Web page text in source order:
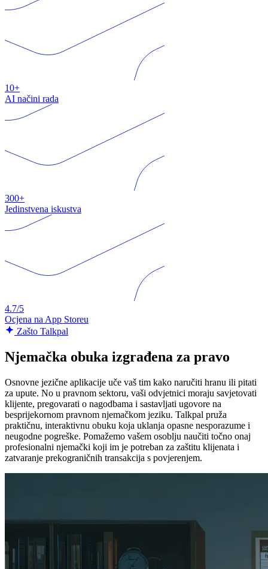
10+
AI načini rada
300+
Jedinstvena iskustva
4.7/5
Ocjena na App Storeu
Zašto Talkpal
Njemačka obuka izgrađena za pravo
Osnovne jezične aplikacije uče vaš tim kako naručiti hranu ili pitati
za upute. No u pravnom sektoru, vaši odvjetnici moraju savjetovati
klijente, pregovarati o nagodbama i sastavljati ugovore na
besprijekornom pravnom njemačkom jeziku. Talkpal pruža
praktičnu, interaktivnu obuku koja uklanja opasne nesporazume i
neugodne pogreške. Pomažemo vašem osoblju naučiti točno onaj
profesionalni njemački koji im je potreban za zaštitu klijenata i
zatvaranje prekograničnih transakcija s povjerenjem.